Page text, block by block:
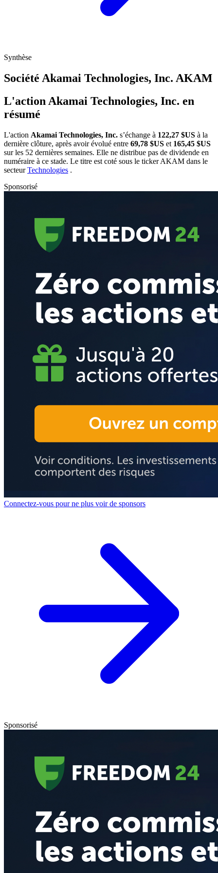
Synthèse
Société Akamai Technologies, Inc. AKAM
L'action Akamai Technologies, Inc. en
résumé
L'action Akamai Technologies, Inc. s’échange à 122,27 $US à la
dernière clôture, après avoir évolué entre 69,78 $US et 165,45 $US
sur les 52 dernières semaines. Elle ne distribue pas de dividende en
numéraire à ce stade. Le titre est coté sous le tickerAKAM dans le
secteurTechnologies .
Sponsorisé
Connectez-vous pour ne plus voir de sponsors
Sponsorisé